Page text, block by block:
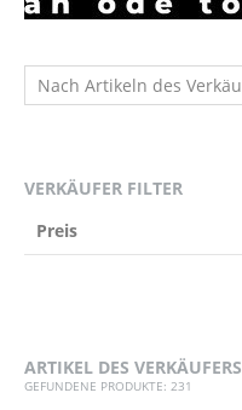
VERKÄUFER FILTER
Preis
ARTIKEL DES VERKÄUFERS
GEFUNDENE PRODUKTE: 231